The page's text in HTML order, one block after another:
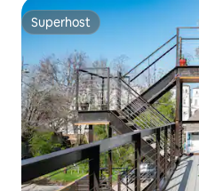
Superhost
Superhost